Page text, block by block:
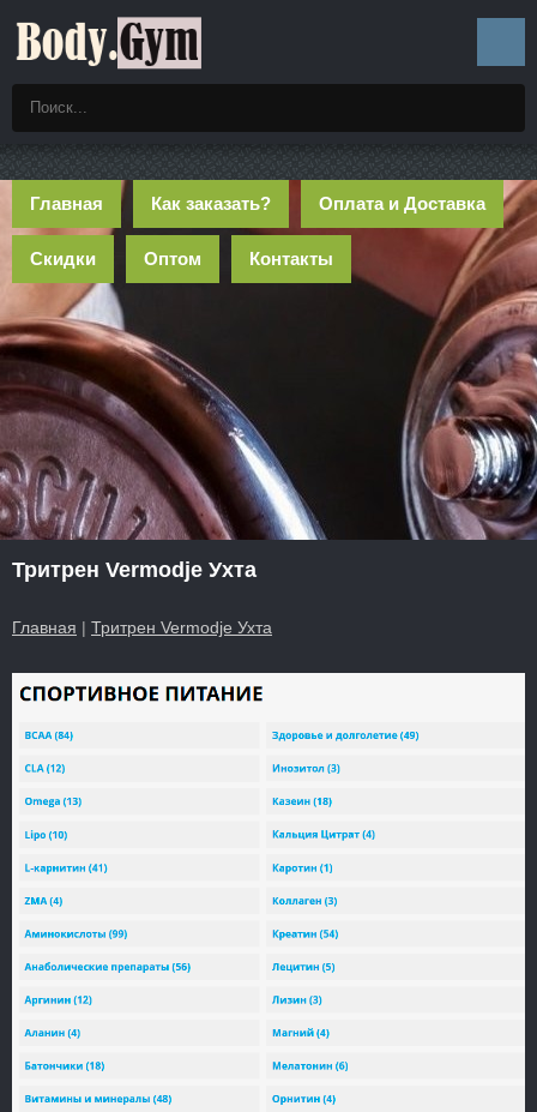
Главная Как заказать? Оплата и Доставка
Скидки Оптом Контакты
Тритрен Vermodje Ухта
Главная | Тритрен Vermodje Ухта